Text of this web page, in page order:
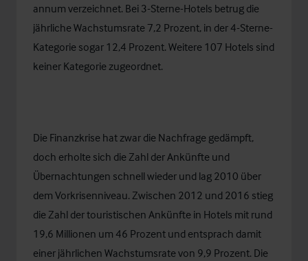
annum verzeichnet. Bei 3-Sterne-Hotels betrug die
jährliche Wachstumsrate 7,2 Prozent, in der 4-Sterne-
Kategorie sogar 12,4 Prozent. Weitere 107 Hotels sind
keiner Kategorie zugeordnet.
Die Finanzkrise hat zwar die Nachfrage gedämpft,
doch erholte sich die Zahl der Ankünfte und
Übernachtungen schnell wieder und lag 2010 über
dem Vorkrisenniveau. Zwischen 2012 und 2016 stieg
die Zahl der touristischen Ankünfte in Hotels mit rund
19,6 Millionen um 46 Prozent und entsprach damit
einer jährlichen Wachstumsrate von 9,9 Prozent. Die